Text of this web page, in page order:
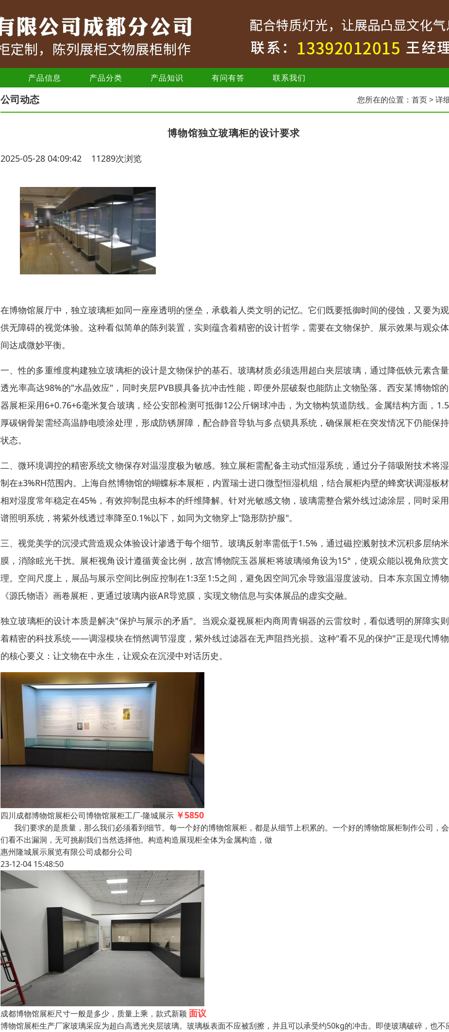
产品信息 产品分类 产品知识 有问有答 联系我们
公司动态 您所在的位置： 首页> 详
博物馆独立玻璃柜的设计要求
2025-05-28 04:09:42 11289次浏览
在博物馆展厅中，独立玻璃柜如同一座座透明的堡垒，承载着人类文明的记忆。它们既要抵御时间的侵蚀，又要为
供无障碍的视觉体验。这种看似简单的陈列装置，实则蕴含着精密的设计哲学，需要在文物保护、展示效果与观众
间达成微妙平衡。
一、性的多重维度构建独立玻璃柜的设计是文物保护的基石。玻璃材质必须选用超白夹层玻璃，通过降低铁元素含
透光率高达98%的"水晶效应"，同时夹层PVB膜具备抗冲击性能，即便外层破裂也能防止文物坠落。西安某博物馆
器展柜采用6+0.76+6毫米复合玻璃，经公安部检测可抵御12公斤钢球冲击，为文物构筑道防线。金属结构方面，
厚碳钢骨架需经高温静电喷涂处理，形成防锈屏障，配合静音导轨与多点锁具系统，确保展柜在突发情况下仍能保
状态。
二、微环境调控的精密系统文物保存对温湿度极为敏感。独立展柜需配备主动式恒湿系统，通过分子筛吸附技术将
制在±3%RH范围内。上海自然博物馆的蝴蝶标本展柜，内置瑞士进口微型恒湿机组，结合展柜内壁的蜂窝状调湿板
相对湿度常年稳定在45%，有效抑制昆虫标本的纤维降解。针对光敏感文物，玻璃需整合紫外线过滤涂层，同时采
谱照明系统，将紫外线透过率降至0.1%以下，如同为文物穿上"隐形防护服"。
三、视觉美学的沉浸式营造观众体验设计渗透于每个细节。玻璃反射率需低于1.5%，通过磁控溅射技术沉积多层纳
膜，消除眩光干扰。展柜视角设计遵循黄金比例，故宫博物院玉器展柜将玻璃倾角设为15°，使观众能以视角欣赏
理。空间尺度上，展品与展示空间比例应控制在1:3至1:5之间，避免因空间冗余导致温湿度波动。日本东京国立博
《源氏物语》画卷展柜，更通过玻璃内嵌AR导览膜，实现文物信息与实体展品的虚实交融。
独立玻璃柜的设计本质是解决"保护与展示的矛盾"。当观众凝视展柜内商周青铜器的云雷纹时，看似透明的屏障实
着精密的科技系统——调湿模块在悄然调节湿度，紫外线过滤器在无声阻挡光损。这种"看不见的保护"正是现代博
的核心要义：让文物在中永生，让观众在沉浸中对话历史。
四川成都博物馆展柜公司博物馆展柜工厂-隆城展示 ￥5850
我们要求的是质量，那么我们必须看到细节。每一个好的博物馆展柜，都是从细节上积累的。一个好的博物馆展柜制作公司，
们看不出漏洞，无可挑剔我们当然选择他。构造构造展现柜全体为金属构造，做
惠州隆城展示展览有限公司成都分公司
23-12-04 15:48:50
成都博物馆展柜尺寸一般是多少，质量上乘，款式新颖 面议
博物馆展柜生产厂家玻璃采应为超白高透光夹层玻璃。玻璃板表面不应被刮擦，并且可以承受约50kg的冲击。即使玻璃破碎，也不